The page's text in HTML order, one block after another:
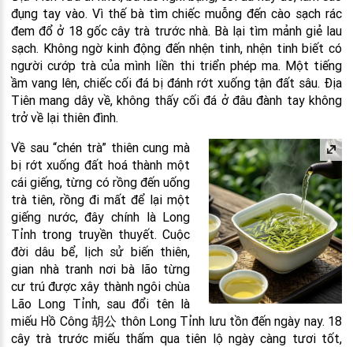
đụng tay vào. Vì thế bà tìm chiếc muỗng đến cào sạch rác
đem đổ ở 18 gốc cây trà trước nhà. Bà lại tìm mảnh giẻ lau
sạch. Không ngờ kinh động đến nhện tinh, nhện tinh biết có
người cướp trà của mình liền thi triển phép ma. Một tiếng
ầm vang lên, chiếc cối đá bị đánh rớt xuống tận đất sâu. Địa
Tiên mang dây về, không thấy cối đá ở đâu đành tay không
trở về lại thiên đình.
Về sau “chén trà” thiên cung mà
bị rớt xuống đất hoá thành một
cái giếng, từng có rồng đến uống
trà tiên, rồng đi mất để lại một
giếng nước, đây chính là Long
Tỉnh trong truyền thuyết. Cuộc
đời dâu bể, lịch sử biến thiên,
gian nhà tranh nơi bà lão từng
cư trú được xây thành ngôi chùa
Lão Long Tỉnh, sau đổi tên là
miếu Hồ Công 胡公 thôn Long Tỉnh lưu tồn đến ngày nay. 18
cây trà trước miếu thấm qua tiên lộ ngày càng tươi tốt,